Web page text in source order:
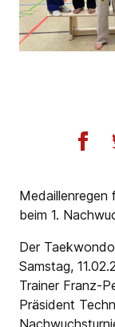
Medaillenregen
beim 1.
Der
Samstag,
Trainer Franz-
Präsident